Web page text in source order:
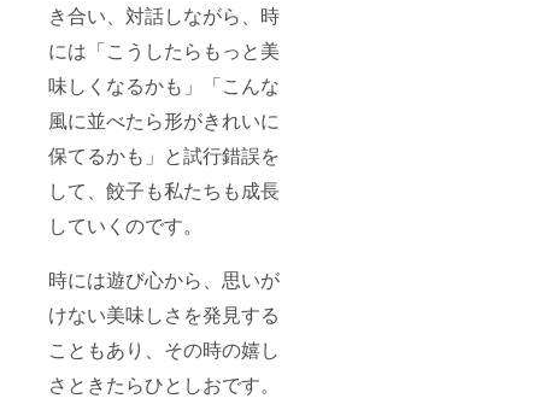
き合い、対話しながら、時
には「こうしたらもっと美
味しくなるかも」「こんな
風に並べたら形がきれいに
保てるかも」と試行錯誤を
して、餃子も私たちも成長
していくのです。
時には遊び心から、思いが
けない美味しさを発見する
こともあり、その時の嬉し
さときたらひとしおです。